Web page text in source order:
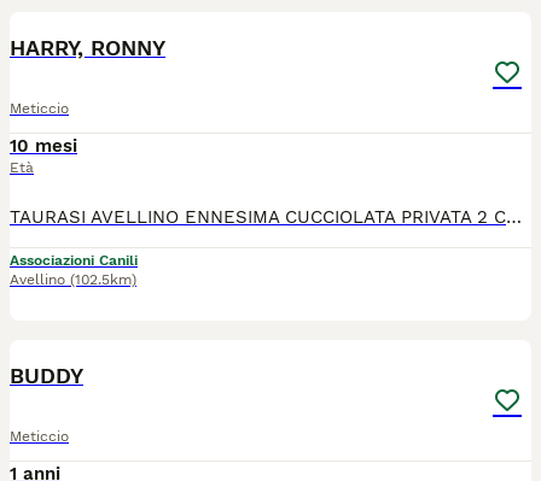
HARRY, RONNY
Meticcio
10 mesi
Età
TAURASI AVELLINO ENNESIMA CUCCIOLATA PRIVATA 2 CUCCIOLI TAGLIA MEDIA CERCANO CASA, HANNO 4 MESI E SI AFFIDANO DOPO ITER PREAFFIDO DA AVELLINO IN SU. ARRIVANO OVUNQUE TRAMITE STAFFETTA AUTORIZZATA. SONO DUE MASCHIETTI. OBBLIGO CASTRAZIONE AL MOMENTO OPPORTUNO. SCRIVETE UN BREVE MESSAGGIO DI PRESENTAZIONE SU WHATSAPP. NO CHIAMATE 3381317800
Associazioni Canili
Avellino (102.5km)
BUDDY
Meticcio
1 anni